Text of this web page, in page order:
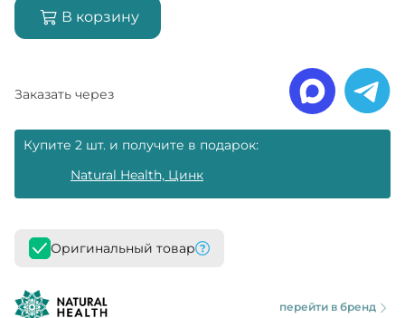
В корзину
Заказать через
Купите 2 шт. и получите в подарок:
Natural Health, Цинк
Оригинальный товар
перейти в бренд